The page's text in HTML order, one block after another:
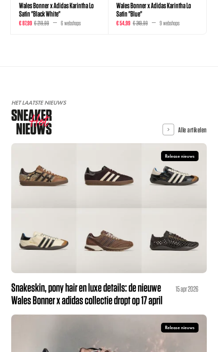
Wales Bonner x Adidas Karintha Lo
Satin "Black White"
€ 87,99 € 219,99 6 webshops
Wales Bonner x Adidas Karintha Lo
Satin "Blue"
€ 54,99 € 249,99 9 webshops
HET LAATSTE NIEUWS
SNEAKER
NIEUWS
Hot Alle artikelen
Release nieuws
Snakeskin, pony hair en luxe details: de nieuwe
Wales Bonner x adidas collectie dropt op 17 april
15 apr 2026
Release nieuws